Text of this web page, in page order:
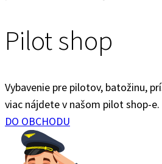
Pilot shop
Vybavenie pre pilotov, batožinu,
viac nájdete v našom pilot shop-e.
DO OBCHODU